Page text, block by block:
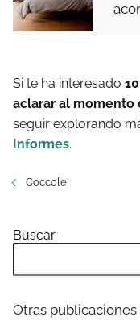
Si te ha interesado
aclarar al momento
seguir explorando
Informes.
Coccole
Buscar
Otras publicaciones